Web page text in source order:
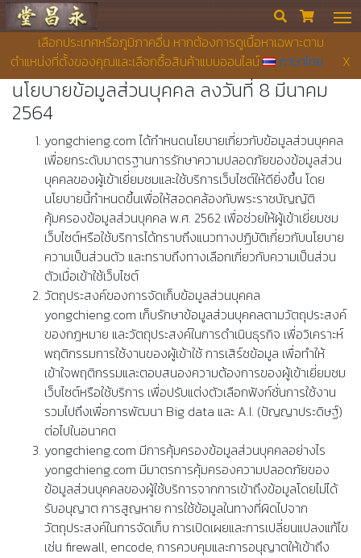
เลือกประเทศหรือภูมิภาคอื่น หากต้องการดูเนื้อหาเฉพาะตาม
ตำแหน่งที่ตั้งของคุณและเลือกซื้อสินค้าแบบออนไลน์
ภาษาไทย X
ຮ້ານຂາຍຢາ ຢງເຊີຍງຕຶ໊ງ  
นโยบายข้อมูลส่วนบุคคล ลงวันที่ 8 มีนาคม
2564
yongchieng.com ได้กำหนดนโยบายเกี่ยวกับข้อมูลส่วนบุคคล
เพื่อยกระดับมาตรฐานการรักษาความปลอดภัยของข้อมูลส่วน
บุคคลของผู้เข้าเยี่ยมชมและใช้บริการเว็บไซต์ให้ดียิ่งขึ้น โดย
นโยบายนี้กำหนดขึ้นเพื่อให้สอดคล้องกับพระราชบัญญัติ
คุ้มครองข้อมูลส่วนบุคคล พ.ศ. 2562 เพื่อช่วยให้ผู้เข้าเยี่ยมชม
เว็บไซต์หรือใช้บริการได้ทราบถึงแนวทางปฏิบัติเกี่ยวกับนโยบาย
ความเป็นส่วนตัว และทราบถึงทางเลือกเกี่ยวกับความเป็นส่วน
ตัวเมื่อเข้าใช้เว็บไซต์
วัตถุประสงค์ของการจัดเก็บข้อมูลส่วนบุคคล
yongchieng.com เก็บรักษาข้อมูลส่วนบุคคลตามวัตถุประสงค์
ของกฎหมาย และวัตถุประสงค์ในการดำเนินธุรกิจ เพื่อวิเคราะห์
พฤติกรรมการใช้งานของผู้เข้าใช้ การเสิร์ชข้อมูล เพื่อทำให้
เข้าใจพฤติกรรมและตอบสนองความต้องการของผู้เข้าเยี่ยมชม
เว็บไซต์หรือใช้บริการ เพื่อปรับแต่งตัวเลือกฟังก์ชั่นการใช้งาน
รวมไปถึงเพื่อการพัฒนา Big data และ A.I. (ปัญญาประดิษฐ์)
ต่อไปในอนาคต
yongchieng.com มีการคุ้มครองข้อมูลส่วนบุคคลอย่างไร
yongchieng.com มีมาตรการคุ้มครองความปลอดภัยของ
ข้อมูลส่วนบุคคลของผู้ใช้บริการจากการเข้าถึงข้อมูลโดยไม่ได้
รับอนุญาต การสูญหาย การใช้ข้อมูลในทางที่ผิดไปจาก
วัตถุประสงค์ในการจัดเก็บ การเปิดเผยและการเปลี่ยนแปลงแก้ไข
เช่น firewall, encode, การควบคุมและการอนุญาตให้เข้าถึง